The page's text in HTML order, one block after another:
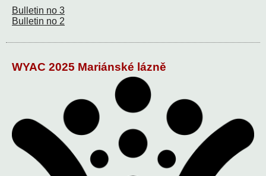
Bulletin no 3
Bulletin no 2
WYAC 2025 Mariánské lázně